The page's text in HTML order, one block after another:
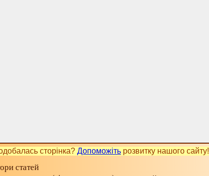
сторінка? Допоможіть розвитку нашого сайту!
статей